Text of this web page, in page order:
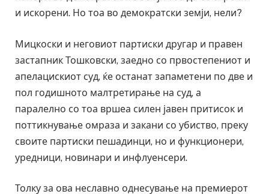
и искорени. Но тоа во демократски земји, нели?
Мицкоски и неговиот партиски другар и правен
застапник Тошковски, заедно со првостепениот и
апелацискиот суд, ќе останат запаметени по две и
пол годишното малтретирање на суд, а
паралелно со тоа вршеа силен јавен притисок и
поттикнување омраза и закани со убиство, преку
своите партиски пешадинци, но и функционери,
уредници, новинари и инфлуенсери.
Толку за ова неславно однесување на премиерот